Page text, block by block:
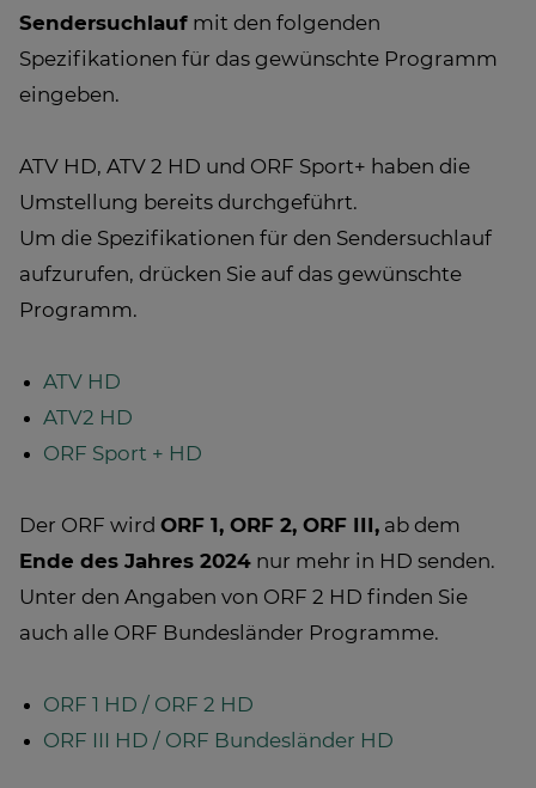
Sendersuchlauf mit den folgenden
Spezifikationen für das gewünschte Programm
eingeben.
ATV HD, ATV 2 HD und ORF Sport+ haben die
Umstellung bereits durchgeführt.
Um die Spezifikationen für den Sendersuchlauf
aufzurufen, drücken Sie auf das gewünschte
Programm.
ATV HD
ATV2 HD
ORF Sport + HD
Der ORF wird ORF 1, ORF 2, ORF III, ab dem
Ende des Jahres 2024 nur mehr in HD senden.
Unter den Angaben von ORF 2 HD finden Sie
auch alle ORF Bundesländer Programme.
ORF 1 HD / ORF 2 HD
ORF III HD / ORF Bundesländer HD